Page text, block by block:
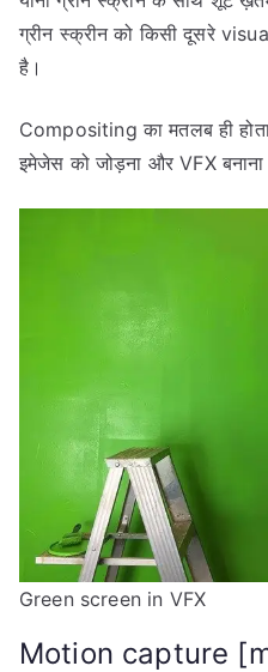
ग्रीन स्क्रीन को किसी दूसरे
है।
Compositing का मतलब ही
इमेजेस को जोड़ना और VFX
Green screen in VFX
Motion capture